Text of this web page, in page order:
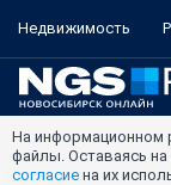
Недвижимость
На информационном
файлы. Оставаясь
согласие на их